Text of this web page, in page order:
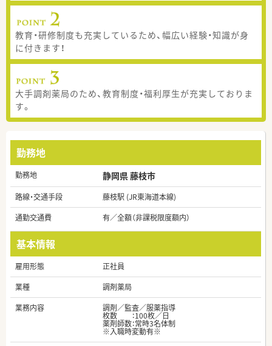
教育・研修制度も充実しているため、幅広い経験・知識が身
に付きます！
大手調剤薬局のため、教育制度・福利厚生が充実しておりま
す。
勤務地
勤務地 静岡県 藤枝市
路線・交通手段
藤枝駅 (JR東海道本線)
通勤交通費
有／全額（非課税限度額内）
基本情報
雇用形態
正社員
業種
調剤薬局
業務内容
調剤／監査／服薬指導
枚数 ：100枚／日
薬剤師数：常時3名体制
※入職時変動有※